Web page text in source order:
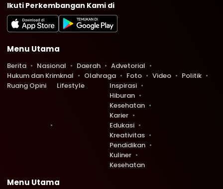
Ikuti Perkembangan Kami di
Menu Utama
Berita Nasional Daerah
Advetorial
Hukum dan Krimknal
Olahraga Foto Video
Politik
Ruang Opini
Lifestyle
Inspirasi
Hiburan
Kesehatan
Karier
Edukasi
Kreativitas
Pendidikan
Kuliner
Kesehatan
Menu Utama